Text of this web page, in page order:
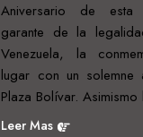
Aniversario de esta
garante de la
Venezuela, la
lugar con un
Plaza Bolívar.
Leer Mas